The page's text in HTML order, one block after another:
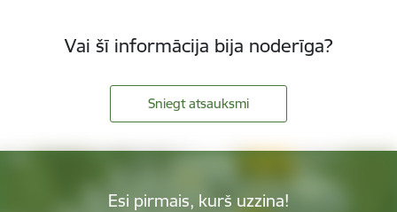
Vai šī informācija bija noderīga?
Sniegt atsauksmi
Esi pirmais, kurš uzzina!